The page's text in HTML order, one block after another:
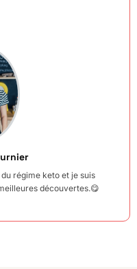
régime keto et je suis
découvertes.😋